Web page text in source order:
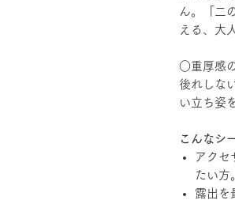
ん。「二
える、大
○重厚感
後れしな
い立ち姿
こんなシ
アクセ
たい方
露出を